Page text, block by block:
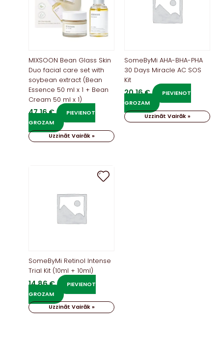
MIXSOON Bean Glass Skin
Duo facial care set with
soybean extract (Bean
Essence 50 ml x 1 + Bean
Cream 50 ml x 1)
47,16€
PIEVIENOT
GROZAM
Uzzināt Vairāk »
SomeByMi AHA-BHA-PHA
30 Days Miracle AC SOS
Kit
20,16€
PIEVIENOT
GROZAM
Uzzināt Vairāk »
SomeByMi Retinol Intense
Trial Kit (10ml + 10ml)
14,86€
PIEVIENOT
GROZAM
Uzzināt Vairāk »